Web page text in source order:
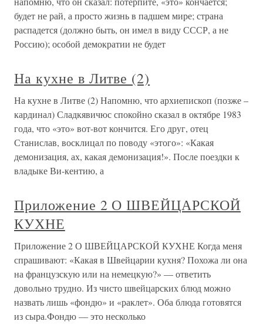
будет не рай, а просто жизнь в падшем мире; страна
распадется (должно быть, он имел в виду СССР, а не
Россию); особой демократии не будет
На кухне в Литве (2)
На кухне в Литве (2) Напомню, что архиепископ (позже –
кардинал) Сладкявичюс спокойно сказал в октябре 1983
года, что «это» вот-вот кончится. Его друг, отец
Станислав, восклицал по поводу «этого»: «Какая
демонизация, ах, какая демонизация!». После поездки к
владыке Ви-кентию, а
Приложение 2 О ШВЕЙЦАРСКОЙ
КУХНЕ
Приложение 2 О ШВЕЙЦАРСКОЙ КУХНЕ Когда меня
спрашивают: «Какая в Швейцарии кухня? Похожа ли она
на французскую или на немецкую?» — ответить
довольно трудно. Из чисто швейцарских блюд можно
назвать лишь «фондю» и «раклет». Оба блюда готовятся
из сыра.Фондю — это несколько